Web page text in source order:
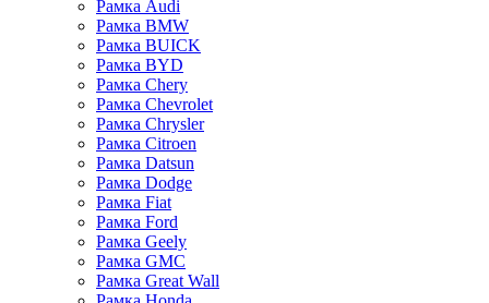
Рамка Audi
Рамка BMW
Рамка BUICK
Рамка BYD
Рамка Chery
Рамка Chevrolet
Рамка Chrysler
Рамка Citroen
Рамка Datsun
Рамка Dodge
Рамка Fiat
Рамка Ford
Рамка Geely
Рамка GMC
Рамка Great Wall